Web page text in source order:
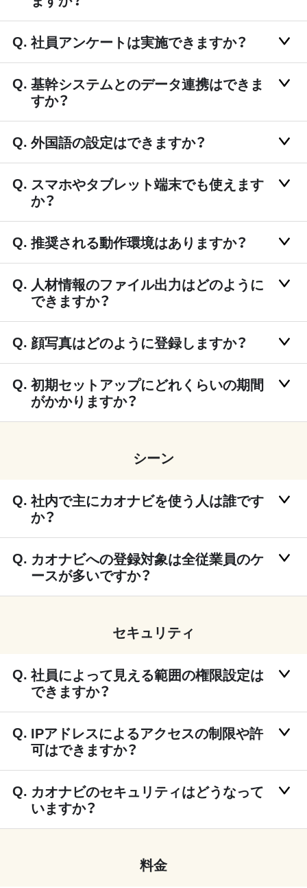
社員アンケートは実施できますか？
基幹システムとのデータ連携はできま
すか？
外国語の設定はできますか？
スマホやタブレット端末でも使えます
か？
推奨される動作環境はありますか？
人材情報のファイル出力はどのように
できますか？
顔写真はどのように登録しますか？
初期セットアップにどれくらいの期間
がかかりますか？
シーン
社内で主にカオナビを使う人は誰です
か？
カオナビへの登録対象は全従業員のケ
ースが多いですか？
セキュリティ
社員によって見える範囲の権限設定は
できますか？
IPアドレスによるアクセスの制限や許
可はできますか？
カオナビのセキュリティはどうなって
いますか？
料金